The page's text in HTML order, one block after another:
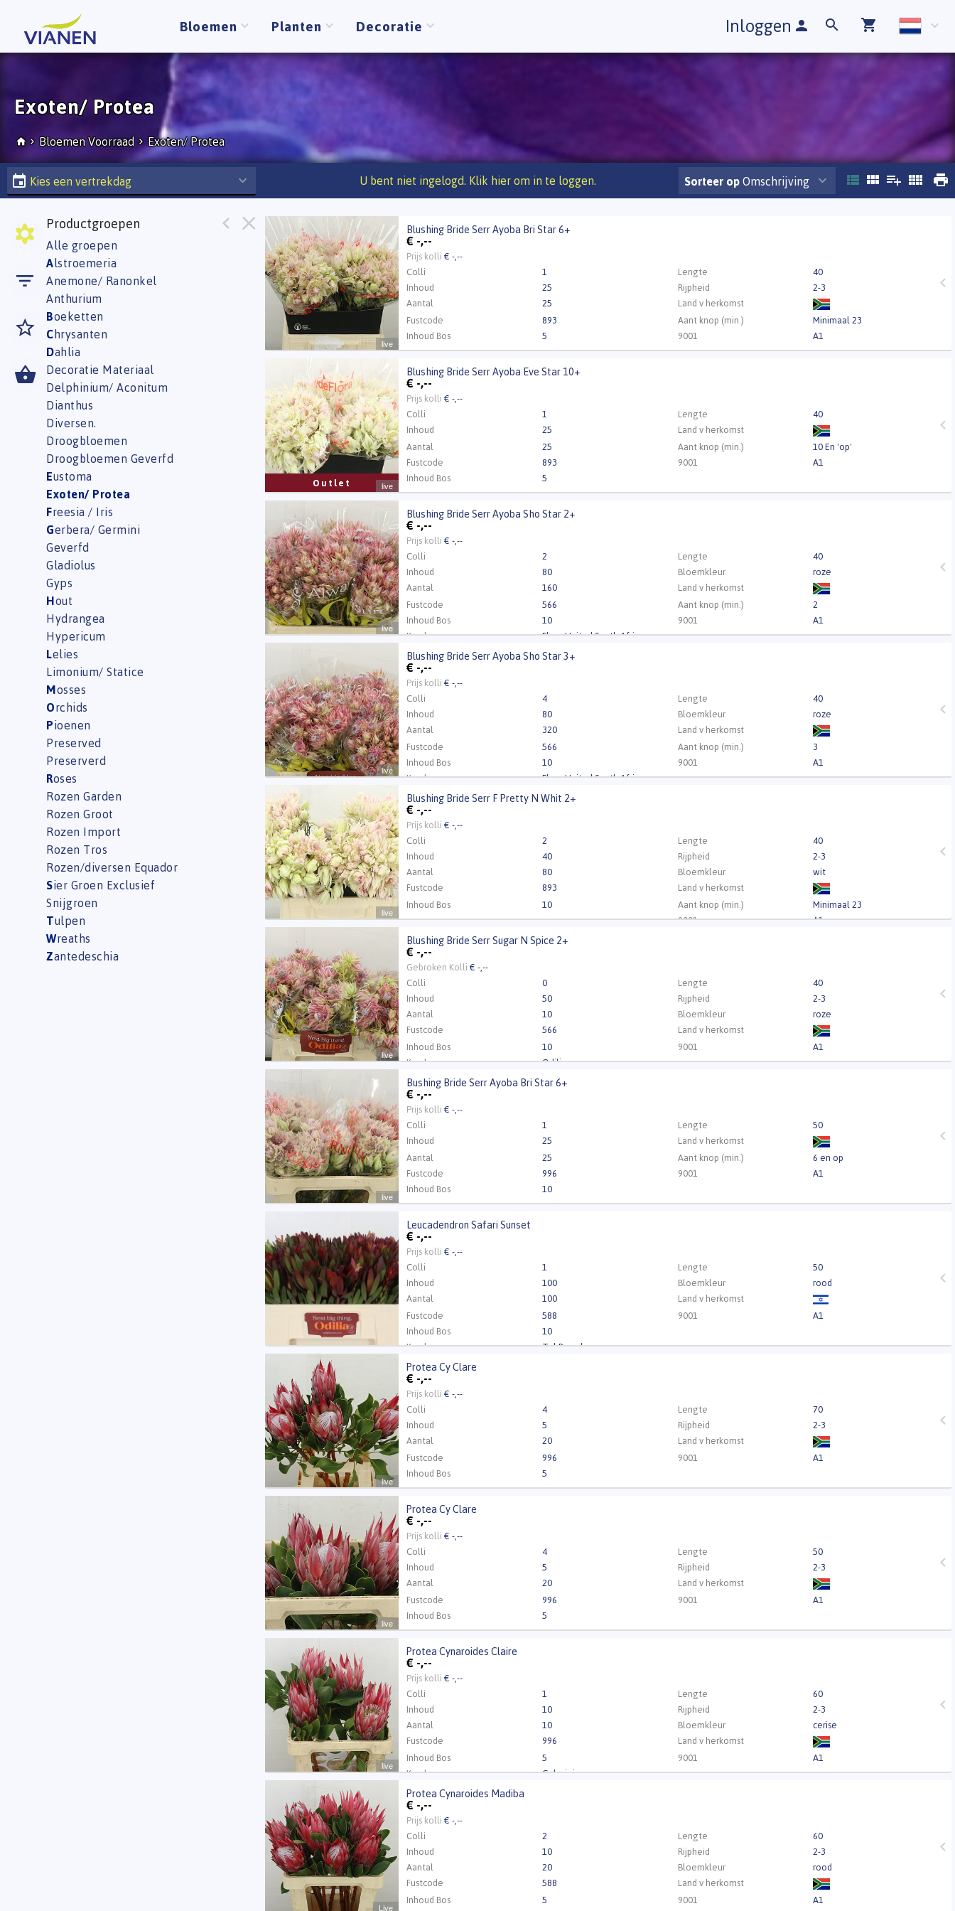
Bloemen Planten Decoratie Inloggen
Exoten/ Protea
Bloemen Voorraad Exoten/ Protea
Kies een vertrekdag U bent niet ingelogd. Klik hier om in te loggen. Sorteer op Omschrijving
Productgroepen
Alle groepen
Alstroemeria
Anemone/ Ranonkel
Anthurium
Boeketten
C hrysanten
Dahlia
Decoratie Materiaal
Delphinium/ Aconitum
Dianthus
Diversen.
Droogbloemen
Droogbloemen Geverfd
Eustoma
Exoten/ Protea
Freesia / Iris
Gerbera/ Germini
Geverfd
Gladiolus
Gyps
Hout
Hydrangea
Hypericum
Lelies
Limonium/ Statice
Mosses
Orchids
Pioenen
Preserved
Preserverd
Roses
Rozen Garden
Rozen Groot
Rozen Import
Rozen Tros
Rozen/diversen Equador
Sier Groen Exclusief
Snijgroen
Tulpen
Wreaths
Zantedeschia
live
Blushing Bride Serr Ayoba Bri Star 6+
€ -,--
Prijs kolli€ -,--
Colli
1 Lengte
40
Inhoud
25 Rijpheid
2-3
Aantal
25
Land v herkomst
Fustcode
893 Aant knop (min.)
Minimaal 23
Inhoud Bos
5 9001 A1
Blushing Bride Serr Ayoba Bri Star 6+
Eerst Inloggen a.u.b.Klik hier om in te loggen.
Outlet live
Blushing Bride Serr Ayoba Eve Star 10+
€ -,--
Prijs kolli€ -,--
Colli
1 Lengte
40
Inhoud
25
Land v herkomst
Aantal
25 Aant knop (min.)
10 En 'op'
Fustcode
893 9001
A1
Inhoud Bos
5
Blushing Bride Serr Ayoba Eve Star 10+
Eerst Inloggen a.u.b.Klik hier om in te loggen.
live
Blushing Bride Serr Ayoba Sho Star 2+
€ -,--
Prijs kolli€ -,--
Colli
2 Lengte
40
Inhoud
80 Bloemkleur
roze
Aantal
160
Land v herkomst
Fustcode
566 Aant knop (min.)
2
Inhoud Bos
10 9001
A1
Kweker
Flora United South Africa
Blushing Bride Serr Ayoba Sho Star 2+
Eerst Inloggen a.u.b.Klik hier om in te loggen.
live
Blushing Bride Serr Ayoba Sho Star 3+
€ -,--
Prijs kolli€ -,--
Colli
4 Lengte
40
Inhoud
80 Bloemkleur
roze
Aantal
320
Land v herkomst
Fustcode
566 Aant knop (min.)
3
Inhoud Bos
10 9001
A1
Kweker
Flora United South Africa
Blushing Bride Serr Ayoba Sho Star 3+
Eerst Inloggen a.u.b. Klik hier om in te loggen.
live
Blushing Bride Serr F Pretty N Whit 2+
€ -,--
Prijs kolli€ -,--
Colli
2 Lengte
40
Inhoud
40 Rijpheid
2-3
Aantal
80 Bloemkleur
wit
Fustcode
893
Land v herkomst
Inhoud Bos
10 Aant knop (min.)
Minimaal 23
9001
A1
Blushing Bride Serr F Pretty N Whit 2+
Eerst Inloggen a.u.b.Klik hier om in te loggen.
live
Blushing Bride Serr Sugar N Spice 2+
€ -,--
Gebroken Kolli€ -,--
Colli
0 Lengte
40
Inhoud
50 Rijpheid
2-3
Aantal
10 Bloemkleur
roze
Fustcode
566
Land v herkomst
Inhoud Bos
10 9001
A1
Kweker
Odilia
Blushing Bride Serr Sugar N Spice 2+
Eerst Inloggen a.u.b. Klik hier om in te loggen.
live
Bushing Bride Serr Ayoba Bri Star 6+
€ -,--
Prijs kolli€ -,--
Colli
1 Lengte
50
Inhoud
25
Land v herkomst
Aantal
25 Aant knop (min.)
6 en op
Fustcode
996 9001
A1
Inhoud Bos
10
Bushing Bride Serr Ayoba Bri Star 6+
Eerst Inloggen a.u.b. Klik hier om in te loggen.
Leucadendron Safari Sunset
€ -,--
Prijs kolli€ -,--
Colli
1 Lengte
50
Inhoud
100 Bloemkleur
rood
Aantal
100
Land v herkomst
Fustcode
588 9001
A1
Inhoud Bos
10
Kweker
Tal Baruch
Leucadendron Safari Sunset
Eerst Inloggen a.u.b.Klik hier om in te loggen.
live
Protea Cy Clare
€ -,--
Prijs kolli€ -,--
Colli
4 Lengte
70
Inhoud
5 Rijpheid
2-3
Aantal
20
Land v herkomst
Fustcode
996 9001
A1
Inhoud Bos
5
Protea Cy Clare
Eerst Inloggen a.u.b. Klik hier om in te loggen.
live
Protea Cy Clare
€ -,--
Prijs kolli€ -,--
Colli
4 Lengte
50
Inhoud
5 Rijpheid
2-3
Aantal
20
Land v herkomst
Fustcode
996 9001
A1
Inhoud Bos
5
Protea Cy Clare
Eerst Inloggen a.u.b.Klik hier om in te loggen.
live
Protea Cynaroides Claire
€ -,--
Prijs kolli€ -,--
Colli
1 Lengte
60
Inhoud
10 Rijpheid
2-3
Aantal
10 Bloemkleur
cerise
Fustcode
996
Land v herkomst
Inhoud Bos
5 9001
A1
Kweker
Coloriginz
Protea Cynaroides Claire
Eerst Inloggen a.u.b. Klik hier om in te loggen.
Live
Protea Cynaroides Madiba
€ -,--
Prijs kolli€ -,--
Colli
2 Lengte
60
Inhoud
10 Rijpheid
2-3
Aantal
20 Bloemkleur
rood
Fustcode
588
Land v herkomst
Inhoud Bos
5 9001
A1
Protea Cynaroides Madiba
Eerst Inloggen a.u.b. Klik hier om in te loggen.